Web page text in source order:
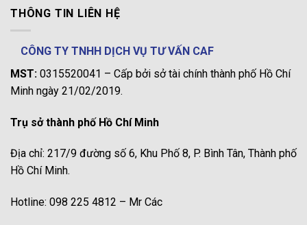
THÔNG TIN LIÊN HỆ
CÔNG TY TNHH DỊCH VỤ TƯ VẤN CAF
MST: 0315520041 – Cấp bởi sở tài chính thành phố Hồ Chí
Minh ngày 21/02/2019.
Trụ sở thành phố Hồ Chí Minh
Địa chỉ: 217/9 đường số 6, Khu Phố 8, P. Bình Tân, Thành phố
Hồ Chí Minh.
Hotline: 098 225 4812 – Mr Các